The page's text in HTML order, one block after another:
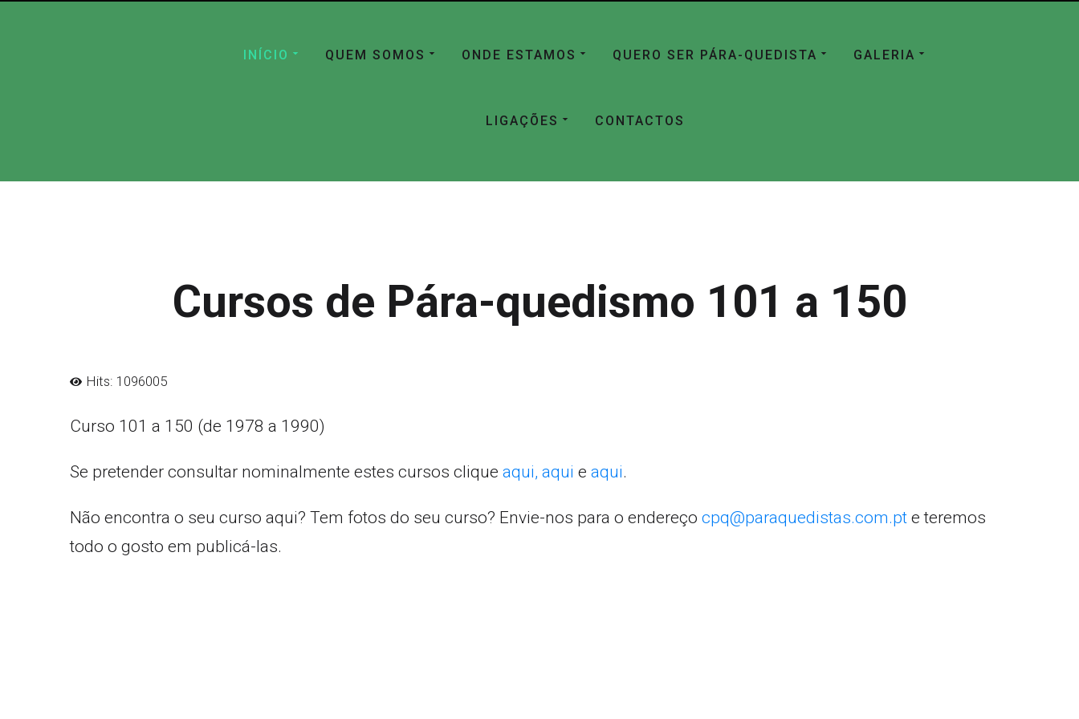
INÍCIO QUEM SOMOS ONDE ESTAMOS QUERO SER PÁRA-QUEDISTA GALERIA
LIGAÇÕES CONTACTOS
Cursos de Pára-quedismo 101 a 150
Hits: 1096005
Curso 101 a 150 (de 1978 a 1990)
Se pretender consultar nominalmente estes cursos clique aqui, aqui e aqui.
Não encontra o seu curso aqui? Tem fotos do seu curso? Envie-nos para o endereço cpq@paraquedistas.com.pt e teremos
todo o gosto em publicá-las.